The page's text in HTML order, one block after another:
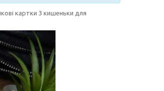
картки 3 кишеньки для